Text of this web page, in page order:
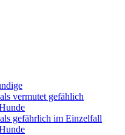
vermutet gefählich
gefährlich im Einzelfall